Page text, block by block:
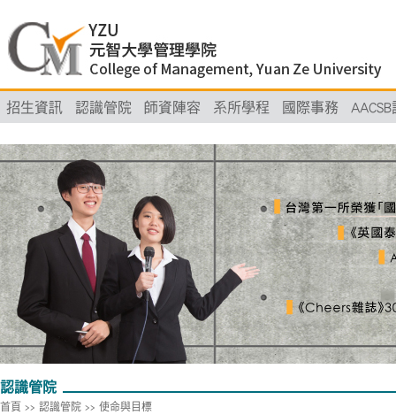
招生資訊 認識管院 師資陣容 系所學程 國際事務
認識管院
首頁 >> 認識管院 >> 使命與目標